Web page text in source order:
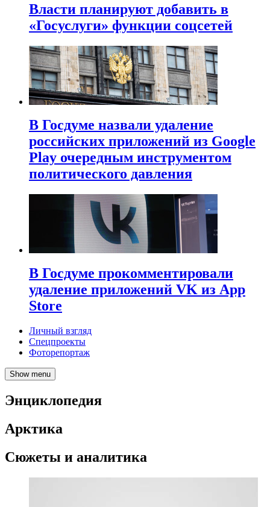
Власти планируют добавить в
«Госуслуги» функции соцсетей
В Госдуме назвали удаление
российских приложений из Google
Play очередным инструментом
политического давления
В Госдуме прокомментировали
удаление приложений VK из App
Store
Личный взгляд
Спецпроекты
Фоторепортаж
Show menu
Энциклопедия
Арктика
Сюжеты и аналитика